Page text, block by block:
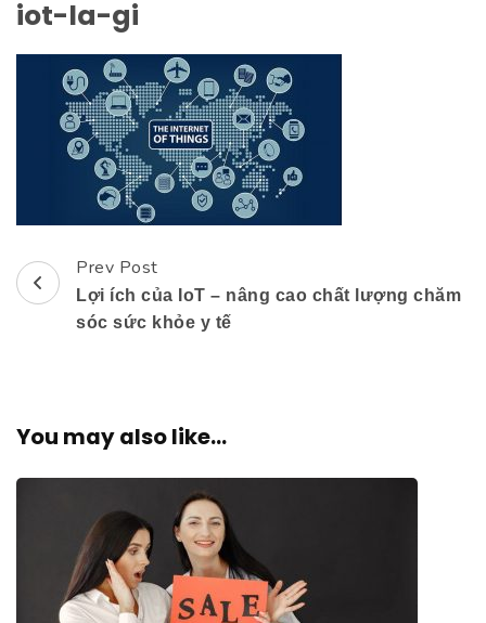
iot-la-gi
Post
Navigation
Prev Post
Lợi ích của IoT – nâng cao chất lượng chăm
sóc sức khỏe y tế
You may also like...